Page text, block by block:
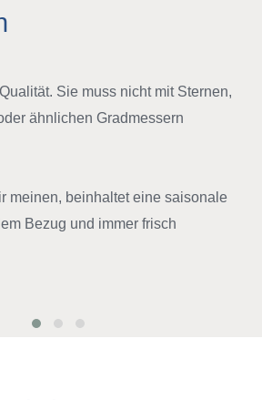
Sie muss nicht mit Sternen,
ähnlichen Gradmessern
meinen, beinhaltet eine saisonale
Bezug und immer frisch